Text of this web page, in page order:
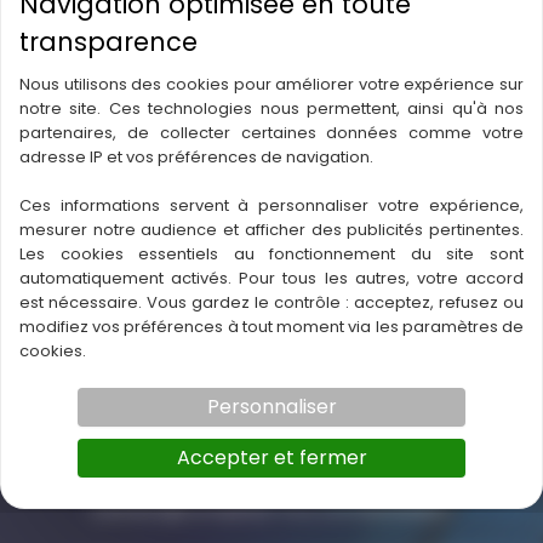
Aquatic Bike Center HOZ
Combals, 95 Pl. de la Scierie,
34980 Saint-Gély-du-Fesc, France
contact@complexe-hoz.com0611616627
Nous utilisons des cookies pour améliorer votre expérience sur
notre site. Ces technologies nous permettent, ainsi qu'à nos
partenaires, de collecter certaines données comme votre
adresse IP et vos préférences de navigation.
Ces informations servent à personnaliser votre expérience,
mesurer notre audience et afficher des publicités pertinentes.
Les cookies essentiels au fonctionnement du site sont
automatiquement activés. Pour tous les autres, votre accord
est nécessaire. Vous gardez le contrôle : acceptez, refusez ou
modifiez vos préférences à tout moment via les paramètres de
cookies.
Accepter et fermer
Personnaliser